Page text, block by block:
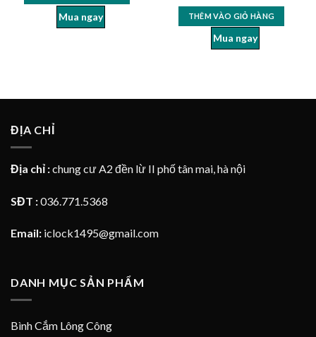
Mua ngay
5 sao
THÊM VÀO GIỎ HÀNG
Mua ngay
ĐỊA CHỈ
Địa chỉ :chung cư A2 đền lừ II phố tân mai, hà nội
SĐT :036.771.5368
Email: iclock1495@gmail.com
DANH MỤC SẢN PHẨM
Bình Cắm Lông Công